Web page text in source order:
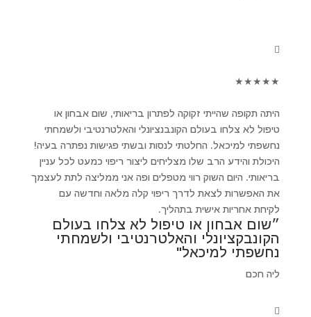
★
★
★
★
★
היתה תקופה שהייתי זקוקה לפתרון בריאותי, שום אבחון או
טיפול לא צלחו בעולם הקונבנציונלי והאלטרנטיבי ולשמחתי
נחשפתי למיכאל. החלטתי לנסות ובשתי פגישות נפתרה בעיה!
היכולת והידע הרב שלו מצליחים ליצור ריפוי כמעט לכל עניין
בריאותי. היום השוק רווי מטפלים ופה אני ממליצה לתת לעצמך
את האפשרות לצאת לדרך ריפוי קלה מלאה וחדשה עם
לקיחת אחריות אישית בתהליך.
״שום אבחון או טיפול לא צלחו בעולם
הקונבקציונלי והאלטרנטיבי ולשמחתי
נחשפתי למיכאל"
ליה חכם